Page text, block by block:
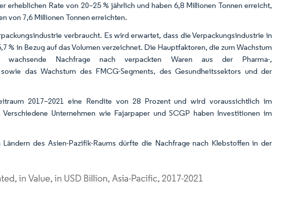
erheblichen Rate von 20–25 % jährlich und haben 6,8 Millionen Tonnen erreicht,
von 7,6 Millionen Tonnen erreichten.
verbraucht. Es wird erwartet, dass die Verpackungsindustrie in
% in Bezug auf das Volumen verzeichnet. Die Hauptfaktoren, die zum Wachstum
wachsende Nachfrage nach verpackten Waren aus der Pharma-,
das Wachstum des FMCG-Segments, des Gesundheitssektors und der
2017–2021 eine Rendite von 28 Prozent und wird voraussichtlich im
Unternehmen wie Fajarpaper und SCGP haben Investitionen im
des Asien-Pazifik-Raums dürfte die Nachfrage nach Klebstoffen in der